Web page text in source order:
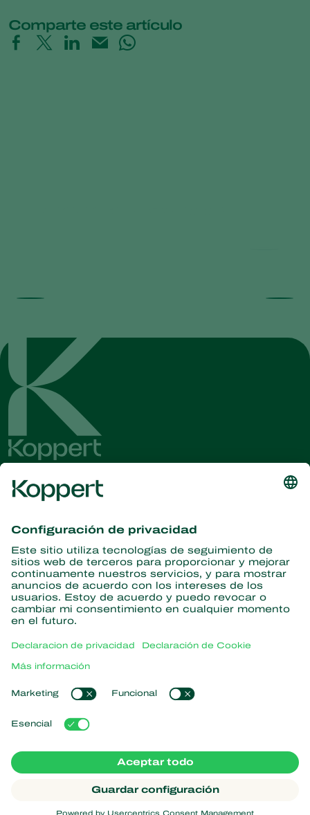
Comparte este artículo
información
Suscríbase aquí
Partners with Nature
Avispas parasitoides
Nematodos benéficos
Microorganismos benéficos
Protección de cultivos
Acerca de Koppert
Noticias e información
Trabajar en Koppert
Contáctanos
Enlaces populares
Experiencias de los usuarios
Koppert Global
Administrar cookies
Declaración sobre el uso de cookies